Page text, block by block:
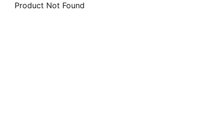
Product Not Found